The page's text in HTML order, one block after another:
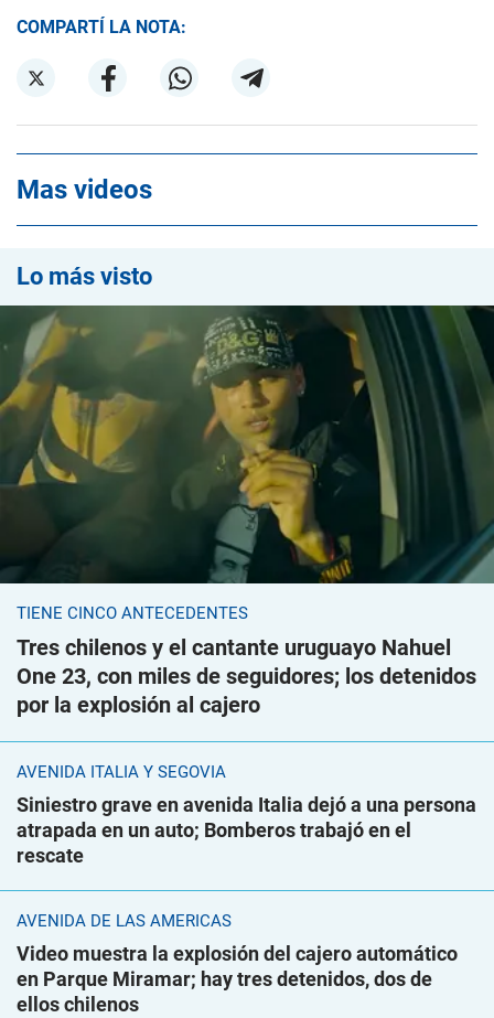
COMPARTÍ LA NOTA:
Mas videos
Lo más visto
TIENE CINCO ANTECEDENTES
Tres chilenos y el cantante uruguayo Nahuel
One 23, con miles de seguidores; los detenidos
por la explosión al cajero
AVENIDA ITALIA Y SEGOVIA
Siniestro grave en avenida Italia dejó a una persona
atrapada en un auto; Bomberos trabajó en el
rescate
AVENIDA DE LAS AMÉRICAS
Video muestra la explosión del cajero automático
en Parque Miramar; hay tres detenidos, dos de
ellos chilenos